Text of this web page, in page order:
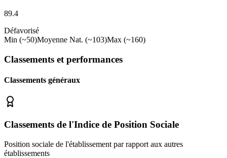
89.4
Défavorisé
Min (~50)Moyenne Nat. (~103)Max (~160)
Classements et performances
Classements généraux
Classements de l'Indice de Position Sociale
Position sociale de l'établissement par rapport aux autres
établissements